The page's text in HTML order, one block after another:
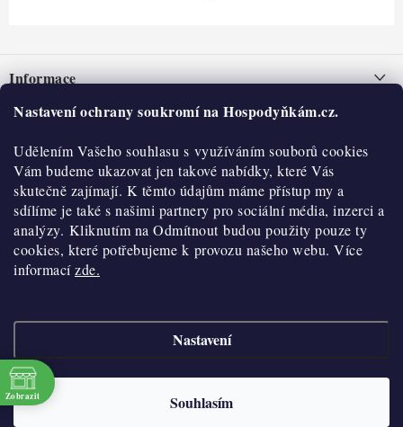
Nastavení ochrany soukromí na Hospodyňkám.cz.
Udělením Vašeho souhlasu s využíváním souborů cookies
Vám budeme ukazovat jen takové nabídky, které Vás
skutečně zajímají. K těmto údajům máme přístup my a
sdílíme je také s našimi partnery pro sociální média, inzerci a
analýzy. Kliknutím na Odmítnout budou použity pouze ty
cookies, které potřebujeme k provozu našeho webu. Více
informacízde.
Nastavení
Souhlasím
pInformace
Nepřevzetí zásilky na dobírku
Obchodní podmínky
Hodnocení obchodu
Blog
Moje objednávka
O nás
Historie
Kontakty
O nákupu
Reklamace a vratky
Výdejní místa
Velkoobchod
Vytvořil Shoptet
Copyright 2026
cookies
Zobrazit